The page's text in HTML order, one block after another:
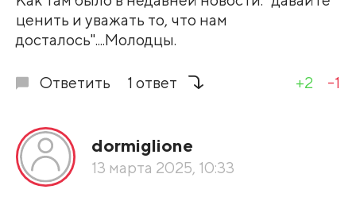
ценить и уважать то, что нам
досталось"....Молодцы.
Ответить 1 ответ +2 -1
dormiglione
13 марта 2025, 10:33